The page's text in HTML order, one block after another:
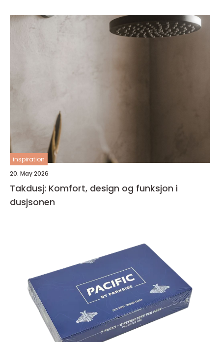
inspiration
20. May 2026
Takdusj: Komfort, design og funksjon i
dusjsonen